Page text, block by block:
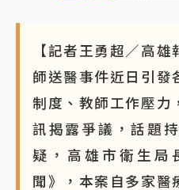
【記者王勇超／高
師送醫事件近日引發
制度、教師工作壓力
訊揭露爭議，話題
疑，高雄市衛生局
聞》，本案自多家醫